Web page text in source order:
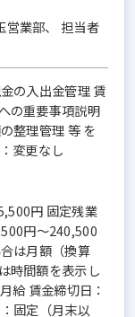
営業部、 担当者
の入出金管理 賃
の重要事項説明
整理管理 等 を
変更なし
円 固定残業
円～240,500
は月額（換算
時間額を表示し
給 賃金締切日：
固定（月末以